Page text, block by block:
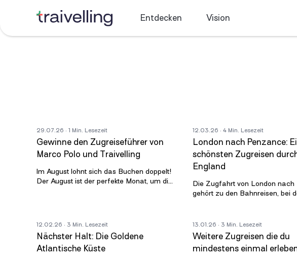
Entdecken Vision
29.07.26 · 1 Min. Lesezeit
Gewinne den Zugreiseführer von
Marco Polo und Traivelling
Im August lohnt sich das Buchen doppelt!
Der August ist der perfekte Monat, um die
12.03.26 · 4 Min. Lesezeit
London nach Penzance:
schönsten Zugreisen
England
Die Zugfahrt von London nach
gehört zu den Bahnreisen, bei
12.02.26 · 3 Min. Lesezeit
Nächster Halt: Die Goldene
Atlantische Küste
13.01.26 · 3 Min. Lesezeit
Weitere Zugreisen die du
mindestens einmal